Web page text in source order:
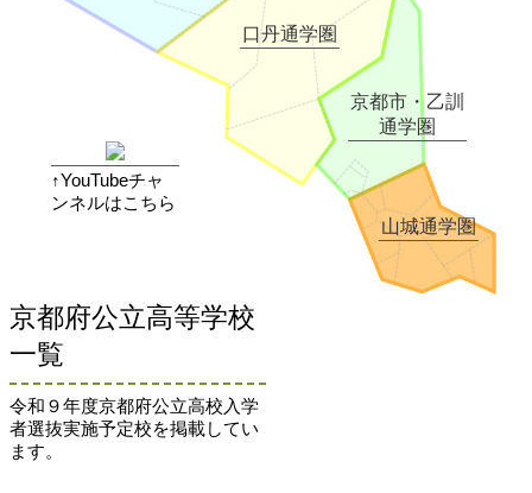
口丹通学圏
京都市・乙訓
通学圏
山城通学圏
↑YouTubeチャ
ンネルはこちら
京都府公立高等学校
一覧
令和９年度京都府公立高校入学
者選抜実施予定校を掲載してい
ます。